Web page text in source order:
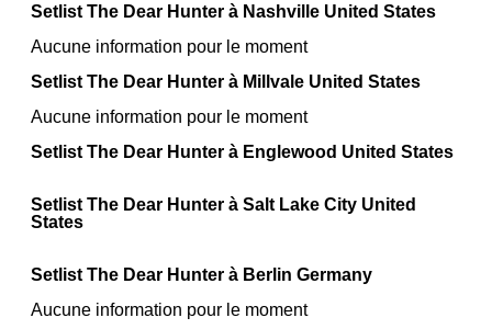
Setlist The Dear Hunter à Nashville United States
Aucune information pour le moment
Setlist The Dear Hunter à Millvale United States
Aucune information pour le moment
Setlist The Dear Hunter à Englewood United States
Setlist The Dear Hunter à Salt Lake City United
States
Setlist The Dear Hunter à Berlin Germany
Aucune information pour le moment